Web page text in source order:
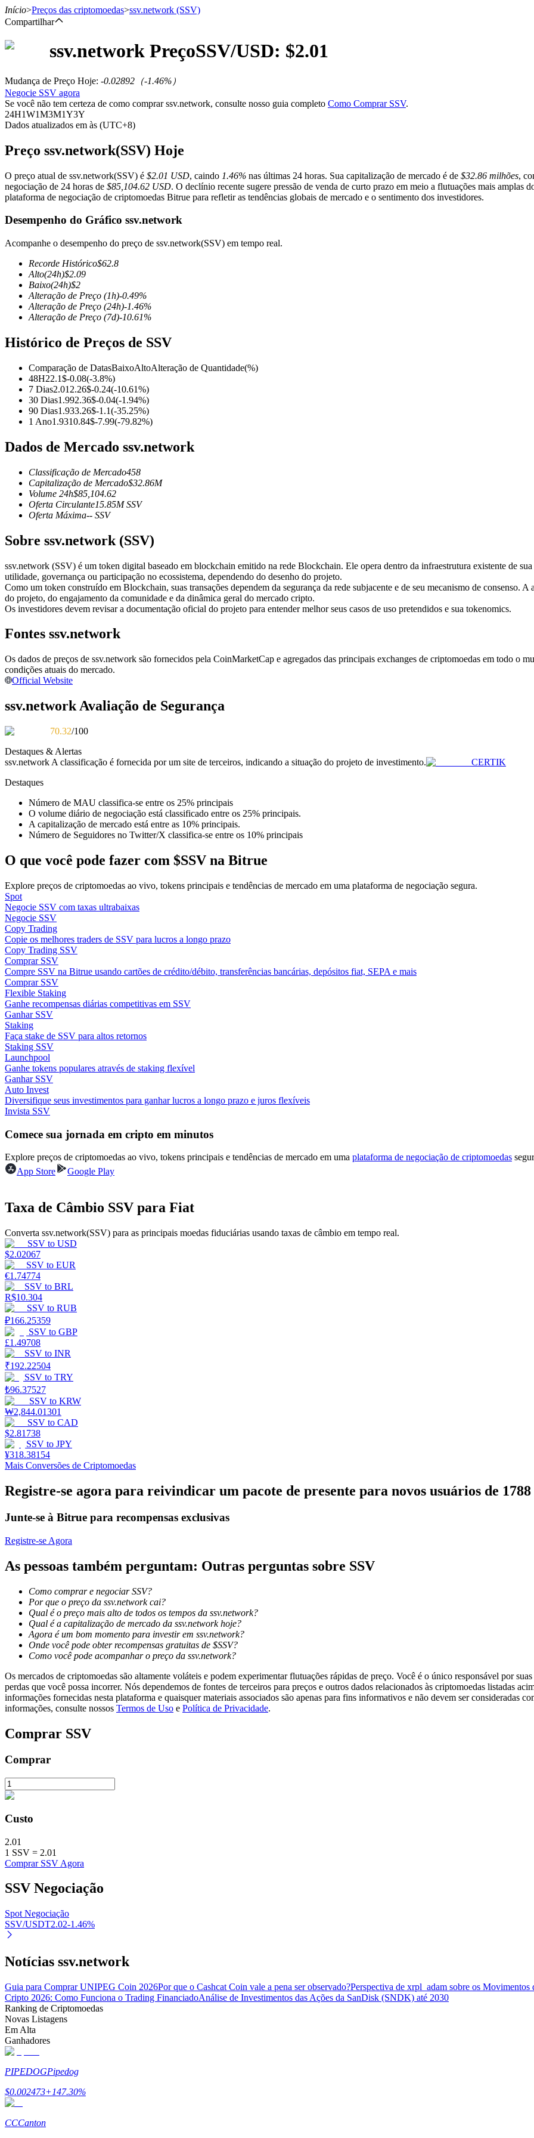
Futuros de USDT
Futuros usando USDT como garantia
Futuros COIN-M
Futuros de criptomoeda
TradFi
Derivativos de ações, câmbio, metais preciosos e commodities
Futuros usando USDC como garantia
Copiar Trading
Torne-se um Trader de Cópias
Desfrute da partilha de lucros e comissões de copy trading
Informação
Análise de big data, incluindo informações comerciais, etc.
Guia
Guia para iniciantes em futuros
Estratégias de negociação
Aprenda como se manter lucrativo
Ganhar
Estacamento
Altos retornos e acesso instantâneo
Launchpool
Bloqueios de BTR
Investimentos exclusivos para titulares de BTR
Serviço de empréstimo apoiado por criptografia
Início>Preços das criptomoedas>ssv.network (SSV)
Compartilhar
ssv.network PreçoSSV/USD: $2.01
Mudança de Preço Hoje: -0.02892 （-1.46%）
Negocie SSV agora
Se você não tem certeza de como comprar ssv.network, consulte nosso guia completo Como Comprar SSV.
24H1W1M3M1Y3Y
Dados atualizados em às (UTC+8)
Preço ssv.network(SSV) Hoje
O preço atual de ssv.network(SSV) é $2.01 USD, caindo 1.46% nas últimas 24 horas. Sua capitalização de mercado é de $32.86 milhões,
negociação de 24 horas de $85,104.62 USD. O declínio recente sugere pressão de venda de curto prazo em meio a flutuações mais amplas
plataforma de negociação de criptomoedas Bitrue para refletir as tendências globais de mercado e o sentimento dos investidores.
Desempenho do Gráfico ssv.network
Acompanhe o desempenho do preço de ssv.network(SSV) em tempo real.
Recorde Histórico$62.8
Alto(24h)$2.09
Baixo(24h)$2
Alteração de Preço (1h)-0.49%
Alteração de Preço (24h)-1.46%
Alteração de Preço (7d)-10.61%
Histórico de Preços de SSV
Comparação de DatasBaixoAltoAlteração de Quantidade(%)
48H22.1$-0.08(-3.8%)
7 Dias2.01 2.26$-0.24(-10.61%)
30 Dias1.992.36$-0.04(-1.94%)
90 Dias1.933.26$-1.1(-35.25%)
1 Ano1.9310.84$-7.99(-79.82%)
Dados de Mercado ssv.network
Classificação de Mercado458
Capitalização de Mercado$32.86M
Volume 24h$85,104.62
Oferta Circulante15.85M SSV
Oferta Máxima-- SSV
Sobre ssv.network (SSV)
ssv.network (SSV) é um token digital baseado em blockchain emitido na rede Blockchain. Ele opera dentro da infraestrutura existente de
utilidade, governança ou participação no ecossistema, dependendo do desenho do projeto.
Como um token construído em Blockchain, suas transações dependem da segurança da rede subjacente e de seu mecanismo de consenso.
do projeto, do engajamento da comunidade e da dinâmica geral do mercado cripto.
Os investidores devem revisar a documentação oficial do projeto para entender melhor seus casos de uso pretendidos e sua tokenomics.
Fontes ssv.network
Os dados de preços de ssv.network são fornecidos pela CoinMarketCap e agregados das principais exchanges de criptomoedas em todo o
condições atuais do mercado.
Official Website
ssv.network Avaliação de Segurança
70.32/100
Destaques & Alertas
ssv.network A classificação é fornecida por um site de terceiros, indicando a situação do projeto de investimento.
CERTIK
Destaques
Número de MAU classifica-se entre os 25% principais
O volume diário de negociação está classificado entre os 25% principais.
A capitalização de mercado está entre as 10% principais.
Número de Seguidores no Twitter/X classifica-se entre os 10% principais
O que você pode fazer com $SSV na Bitrue
Explore preços de criptomoedas ao vivo, tokens principais e tendências de mercado em uma plataforma de negociação segura.
Spot
Negocie SSV com taxas ultrabaixas
Negocie SSV
Copy Trading
Copie os melhores traders de SSV para lucros a longo prazo
Copy Trading SSV
Comprar SSV
Compre SSV na Bitrue usando cartões de crédito/débito, transferências bancárias, depósitos fiat, SEPA e mais
Comprar SSV
Flexible Staking
Ganhe recompensas diárias competitivas em SSV
Ganhar SSV
Staking
Faça stake de SSV para altos retornos
Staking SSV
Launchpool
Ganhe tokens populares através de staking flexível
Ganhar SSV
Auto Invest
Diversifique seus investimentos para ganhar lucros a longo prazo e juros flexíveis
Invista SSV
Comece sua jornada em cripto em minutos
Explore preços de criptomoedas ao vivo, tokens principais e tendências de mercado em uma plataforma de negociação de criptomoedas
App Store
Google Play
Taxa de Câmbio SSV para Fiat
Converta ssv.network(SSV) para as principais moedas fiduciárias usando taxas de câmbio em tempo real.
SSV to USD
$2.02067
SSV to EUR
€1.74774
SSV to BRL
R$10.304
SSV to RUB
₽166.25359
SSV to GBP
£1.49708
SSV to INR
₹192.22504
SSV to TRY
₺96.37527
SSV to KRW
₩2,844.01301
SSV to CAD
$2.81738
SSV to JPY
¥318.38154
Mais Conversões de Criptomoedas
Registre-se agora para reivindicar um pacote de presente para novos usuários de
Junte-se à Bitrue para recompensas exclusivas
Registre-se Agora
As pessoas também perguntam: Outras perguntas sobre SSV
Como comprar e negociar SSV?
Por que o preço da ssv.network cai?
Qual é o preço mais alto de todos os tempos da ssv.network?
Qual é a capitalização de mercado da ssv.network hoje?
Agora é um bom momento para investir em ssv.network?
Onde você pode obter recompensas gratuitas de $SSV?
Como você pode acompanhar o preço da ssv.network?
Os mercados de criptomoedas são altamente voláteis e podem experimentar flutuações rápidas de preço. Você é o único responsável por
perdas que você possa incorrer. Nós dependemos de fontes de terceiros para preços e outros dados relacionados às criptomoedas listadas
informações fornecidas nesta plataforma e quaisquer materiais associados são apenas para fins informativos e não devem ser consideradas
informações, consulte nossos Termos de Uso e Política de Privacidade.
Comprar SSV
Comprar
Custo
2.01
1 SSV = 2.01
Comprar SSV Agora
SSV Negociação
Spot Negociação
SSV/USDT2.02-1.46%
Notícias ssv.network
Guia para Comprar UNIPEG Coin 2026Por que o Cashcat Coin vale a pena ser observado?Perspectiva de xrpl_adam sobre os
Cripto 2026: Como Funciona o Trading FinanciadoAnálise de Investimentos das Ações da SanDisk (SNDK) até 2030
Ranking de Criptomoedas
Novas Listagens
Em Alta
Ganhadores
PIPEDOGPipedog
$0.002473+147.30%
CCCanton